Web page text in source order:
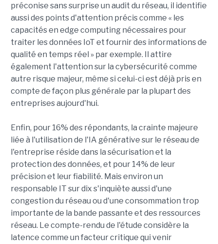
préconise sans surprise un audit du réseau, il identifie
aussi des points d'attention précis comme « les
capacités en edge computing nécessaires pour
traiter les données IoT et fournir des informations de
qualité en temps réel » par exemple. Il attire
également l'attention sur la cybersécurité comme
autre risque majeur, même si celui-ci est déjà pris en
compte de façon plus générale par la plupart des
entreprises aujourd'hui.
Enfin, pour 16% des répondants, la crainte majeure
liée à l'utilisation de l'IA générative sur le réseau de
l'entreprise réside dans la sécurisation et la
protection des données, et pour 14% de leur
précision et leur fiabilité. Mais environ un
responsable IT sur dix s'inquiète aussi d'une
congestion du réseau ou d'une consommation trop
importante de la bande passante et des ressources
réseau. Le compte-rendu de l'étude considère la
latence comme un facteur critique qui venir